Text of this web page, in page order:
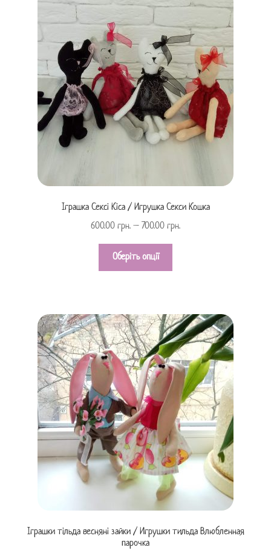
Іграшка Сексі Кіса / Игрушка Секси Кошка
600.00 грн. – 700.00 грн.
Оберіть опції
Іграшки тільда весняні зайки / Игрушки тильда Влюбленная
парочка